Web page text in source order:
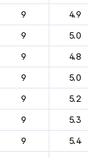
9
4.9
9
5.0
9
4.8
9
5.0
9
5.2
9
5.3
9
5.4